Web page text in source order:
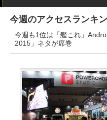
今週のアクセスランキン
今週も1位は「艦これ」
2015」ネタが席巻